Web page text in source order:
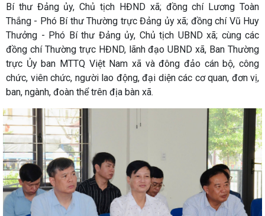
Bí thư Đảng ủy, Chủ tịch HĐND xã; đồng chí Lương Toàn
Thắng - Phó Bí thư Thường trực Đảng ủy xã; đồng chí Vũ Huy
Thưởng - Phó Bí thư Đảng ủy, Chủ tịch UBND xã; cùng các
đồng chí Thường trực HĐND, lãnh đạo UBND xã, Ban Thường
trực Ủy ban MTTQ Việt Nam xã và đông đảo cán bộ, công
chức, viên chức, người lao động, đại diện các cơ quan, đơn vị,
ban, ngành, đoàn thể trên địa bàn xã.